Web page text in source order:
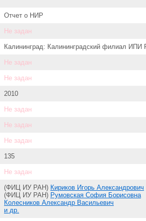
Отчет о НИР
Не задан
Калининград: Калининградский филиал ИПИ
Не задан
Не задан
2010
Не задан
Не задан
Не задан
135
Не задан
(ФИЦ ИУ РАН) Кириков Игорь Александрович
(ФИЦ ИУ РАН) Румовская София Борисовна
Колесников Александр Васильевич
и др.